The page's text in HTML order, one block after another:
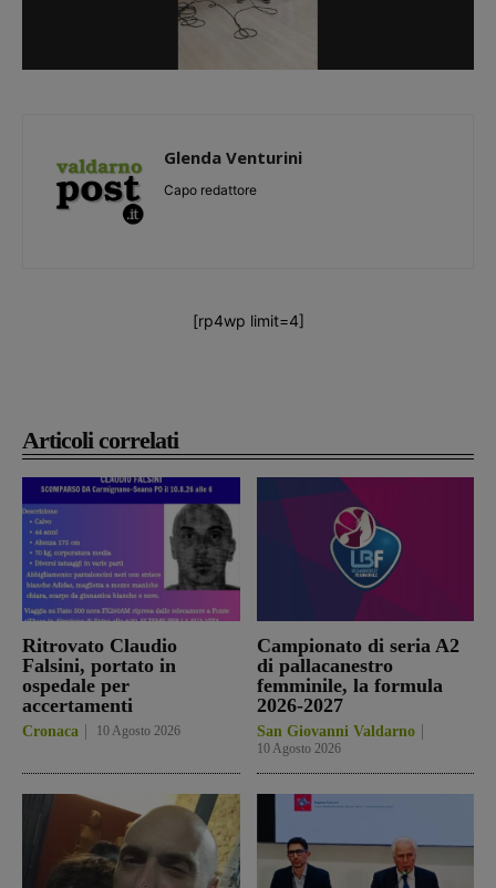
Articoli correlati
Ritrovato Claudio
Falsini, portato in
ospedale per
accertamenti
Cronaca 10 Agosto 2026
Campionato di seria A2
di pallacanestro
femminile, la formula
2026-2027
San Giovanni Valdarno
10 Agosto 2026
Glenda Venturini
Capo redattore
[rp4wp limit=4]